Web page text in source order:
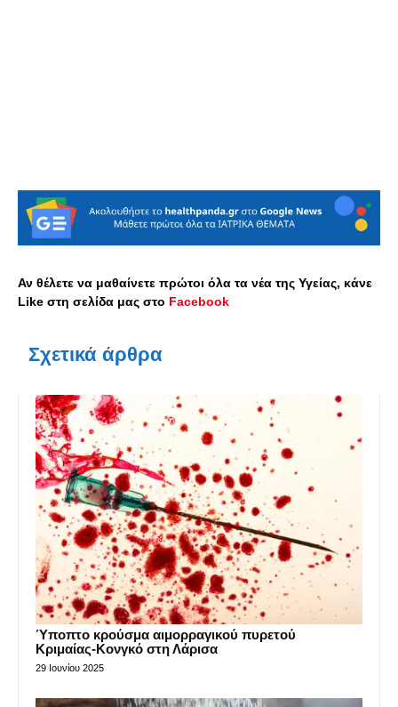
Αν θέλετε να μαθαίνετε πρώτοι όλα τα νέα της Υγείας, κάνε
Like στη σελίδα μας στο Facebook
Σχετικά άρθρα
Ύποπτο κρούσμα αιμορραγικού πυρετού
Κριμαίας-Κονγκό στη Λάρισα
29 Ιουνίου 2025